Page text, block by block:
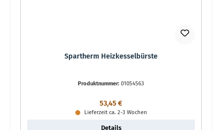
Spartherm Heizkesselbürste
Produktnummer: 01054563
Regulärer Preis:
53,45 €
Lieferzeit ca. 2-3 Wochen
Details